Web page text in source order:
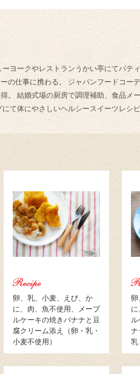
ヨークやレストランうかい亭にてパテ
の仕事に携わる。 ジャパンフードコー
。 結婚式場の厨房で調理補助、食品メ
て体にやさしいヘルシースイーツレシ
卵、乳、小麦、えび、か
に、肉、魚不使用、メープ
ルケーキの焼きバナナと豆
腐クリーム添え（卵・乳・
小麦不使用）
ナ
乳